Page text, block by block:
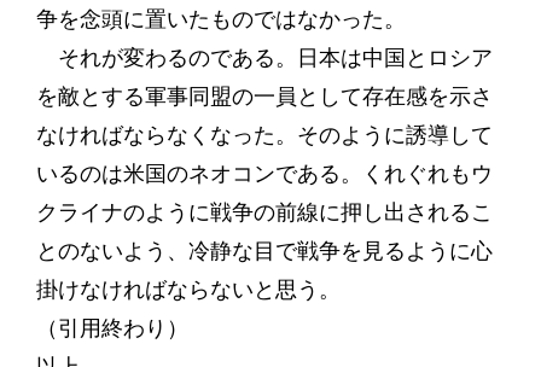
争を念頭に置いたものではなかった。
それが変わるのである。日本は中国とロシア
を敵とする軍事同盟の一員として存在感を示さ
なければならなくなった。そのように誘導して
いるのは米国のネオコンである。くれぐれもウ
クライナのように戦争の前線に押し出されるこ
とのないよう、冷静な目で戦争を見るように心
掛けなければならないと思う。
（引用終わり）